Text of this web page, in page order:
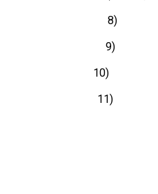
8)
Αχιλλέας 9)
10)
11)